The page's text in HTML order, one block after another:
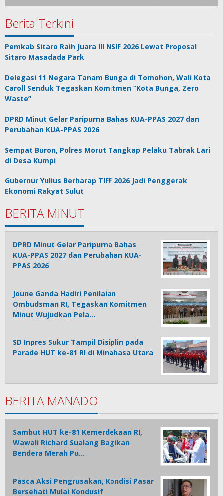
Berita Terkini
Pemkab Sitaro Raih Juara III NSIF 2026 Lewat Proposal
Sitaro Masadada Park
Delegasi 11 Negara Tanam Bunga di Tomohon, Wali Kota
Caroll Senduk Tegaskan Komitmen “Kota Bunga, Zero
Waste”
DPRD Minut Gelar Paripurna Bahas KUA-PPAS 2027 dan
Perubahan KUA-PPAS 2026
Sempat Buron, Polres Morut Tangkap Pelaku Tabrak Lari
di Desa Kumpi
Gubernur Yulius Berharap TIFF 2026 Jadi Penggerak
Ekonomi Rakyat Sulut
BERITA MINUT
DPRD Minut Gelar Paripurna Bahas
KUA-PPAS 2027 dan Perubahan KUA-
PPAS 2026
Joune Ganda Hadiri Penilaian
Ombudsman RI, Tegaskan Komitmen
Minut Wujudkan Pela…
SD Inpres Sukur Tampil Disiplin pada
Parade HUT ke-81 RI di Minahasa Utara
BERITA MANADO
Sambut HUT ke-81 Kemerdekaan RI,
Wawali Richard Sualang Bagikan
Bendera Merah Pu…
Pasca Aksi Pengrusakan, Kondisi Pasar
Bersehati Mulai Kondusif